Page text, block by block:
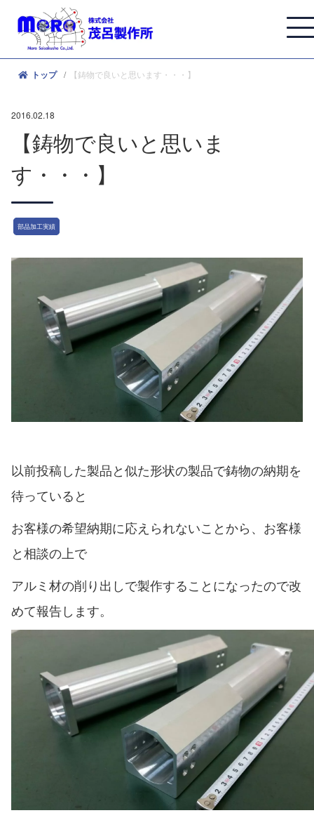
トップ 【鋳物で良いと思います・・・】
2016.02.18
【鋳物で良いと思いま
す・・・】
部品加工実績
以前投稿した製品と似た形状の製品で鋳物の納期を
待っていると
お客様の希望納期に応えられないことから、お客様
と相談の上で
アルミ材の削り出しで製作することになったので改
めて報告します。